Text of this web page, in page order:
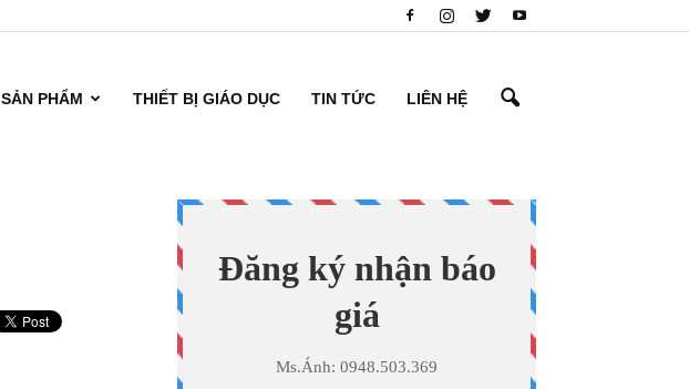
SẢN PHẨM THIẾT BỊ GIÁO DỤC TIN TỨC LIÊN HỆ